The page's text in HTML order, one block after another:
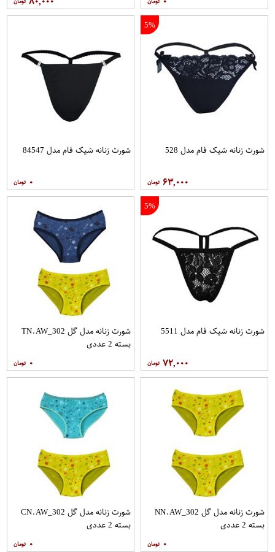
5%
شورت زنانه شیک فام مدل 528
۶۳,۰۰۰
شورت زنانه شیک فام مدل 84547
۰
5%
شورت زنانه شیک فام مدل 5511
۷۲,۰۰۰
شورت زنانه مدل گل TN.AW_302
بسته 2 عددی
۰
شورت زنانه مدل گل NN.AW_302
بسته 2 عددی
۰
شورت زنانه مدل گل CN.AW_302
بسته 2 عددی
۰